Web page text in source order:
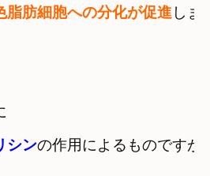
脂肪細胞への分化が促進 しま
シンの作用によるものですが